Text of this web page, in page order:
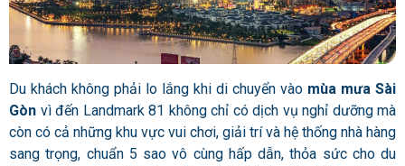
Du khách không phải lo lắng khi di chuyển vào mùa mưa Sài
Gòn vì đến Landmark 81 không chỉ có dịch vụ nghỉ dưỡng mà
còn có cả những khu vực vui chơi, giải trí và hệ thống nhà hàng
sang trọng, chuẩn 5 sao vô cùng hấp dẫn, thỏa sức cho du